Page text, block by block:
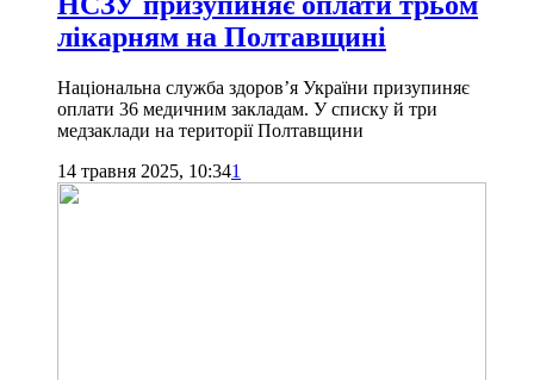
лікарням на Полтавщині
Національна служба здоров’я України призупиняє
оплати 36 медичним закладам. У списку й три
медзаклади на території Полтавщини
14 травня 2025, 10:341